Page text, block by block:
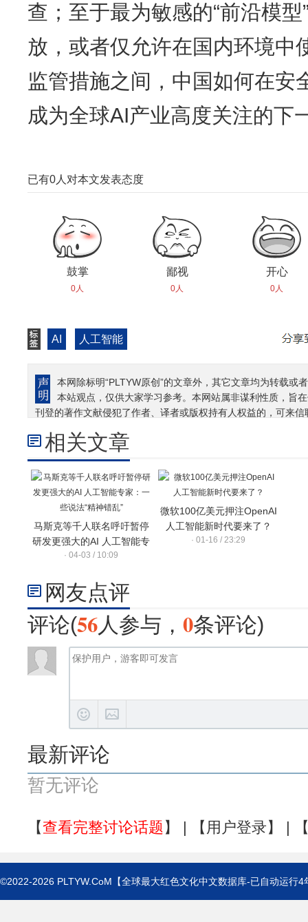
查；至于最为敏感的“前沿模
放，或者仅允许在国内环境中
监管措施之间，中国如何在安
成为全球AI产业高度关注的下
已有0 人对本文发表态度
鼓掌
0人
鄙视
0人
开心
0人
AI 人工智能
本网除标明“PLTYW原创”的文章外，其它文章均为转载
本站观点，仅供大家学习参考。本网站属非谋利性质，旨
刊登的著作文献侵犯了作者、译者或版权持有人权益的，可来
相关文章
马斯克等千人联名呼吁暂停
研发更强大的AI 人工智能专
家：一些说法“精神错乱”
· 04-03 / 10:09
微软100亿美元押注OpenAI
人工智能新时代要来了？
· 01-16 / 23:29
网友点评
评论(56人参与， 0条评论)
最新评论
暂无评论
【查看完整讨论话题】 | 【 用户登录】 |
©2022-2026 PLTYW.CoM 【全球最大红色文化中文数据库-已自动运行4